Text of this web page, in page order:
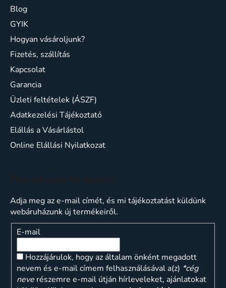
Blog
GYIK
Hogyan vásároljunk?
Fizetés, szállítás
Kapcsolat
Garancia
Üzleti feltételek (ÁSZF)
Adatkezelési Tájékoztató
Elállás a Vásárlástol
Online Elállási Nyilatkozat
Adja meg az e-mail címét, és mi tájékoztatást küldünk
webáruházunk új termékeiről.
E-mail
Hozzájárulok, hogy az általam önként megadott
nevem és e-mail címem felhasználásával a(z) *cég
neve részemre e-mail útján hírleveleket, ajánlatokat